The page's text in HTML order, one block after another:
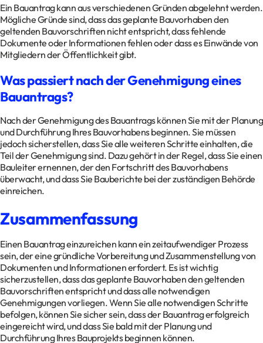
Ein Bauantrag kann aus verschiedenen Gründen abgelehnt werden.
Mögliche Gründe sind, dass das geplante Bauvorhaben den
geltenden Bauvorschriften nicht entspricht, dass fehlende
Dokumente oder Informationen fehlen oder dass es Einwände von
Mitgliedern der Öffentlichkeit gibt.
Was passiert nach der Genehmigung eines
Bauantrags?
Nach der Genehmigung des Bauantrags können Sie mit der Planung
und Durchführung Ihres Bauvorhabens beginnen. Sie müssen
jedoch sicherstellen, dass Sie alle weiteren Schritte einhalten, die
Teil der Genehmigung sind. Dazu gehört in der Regel, dass Sie einen
Bauleiter ernennen, der den Fortschritt des Bauvorhabens
überwacht, und dass Sie Bauberichte bei der zuständigen Behörde
einreichen.
Zusammenfassung
Einen Bauantrag einzureichen kann ein zeitaufwendiger Prozess
sein, der eine gründliche Vorbereitung und Zusammenstellung von
Dokumenten und Informationen erfordert. Es ist wichtig
sicherzustellen, dass das geplante Bauvorhaben den geltenden
Bauvorschriften entspricht und dass alle notwendigen
Genehmigungen vorliegen. Wenn Sie alle notwendigen Schritte
befolgen, können Sie sicher sein, dass der Bauantrag erfolgreich
eingereicht wird, und dass Sie bald mit der Planung und
Durchführung Ihres Bauprojekts beginnen können.